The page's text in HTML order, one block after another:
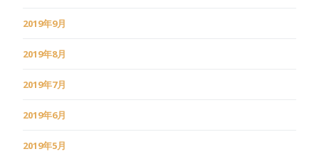
2019年9月
2019年8月
2019年7月
2019年6月
2019年5月